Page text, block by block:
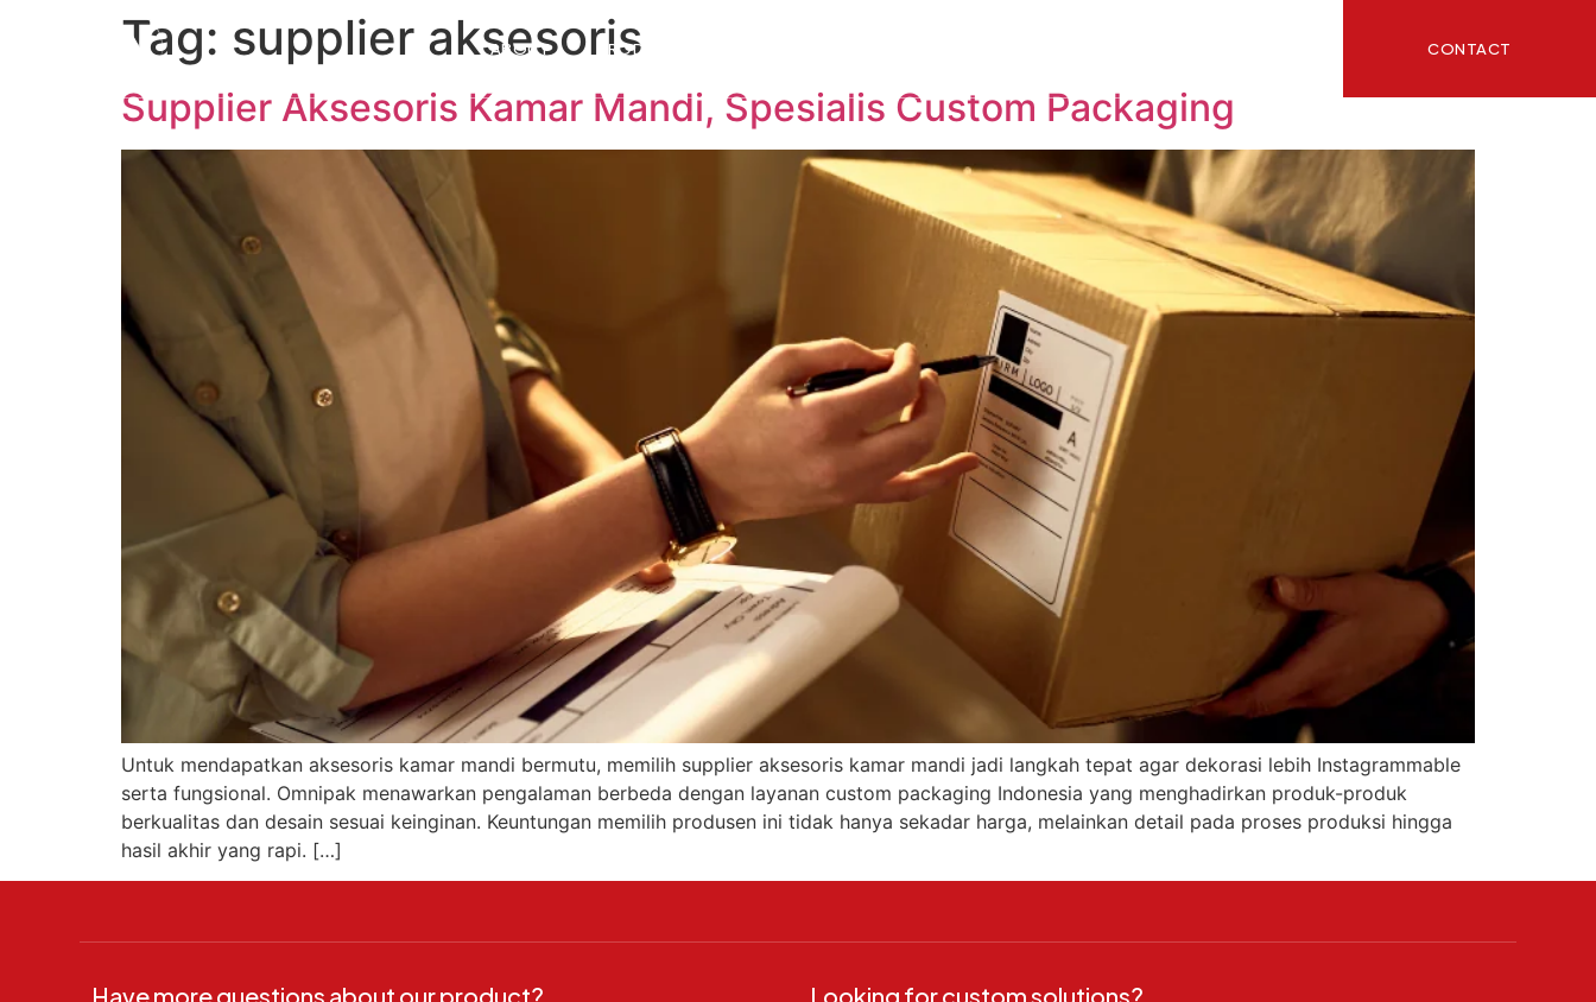
ABOUT PRODUCTS CONTACT
Tag: supplier aksesoris
Supplier Aksesoris Kamar Mandi, Spesialis Custom Packaging
Untuk mendapatkan aksesoris kamar mandi bermutu, memilih supplier aksesoris kamar mandi jadi langkah tepat agar dekorasi lebih Instagrammable
serta fungsional. Omnipak menawarkan pengalaman berbeda dengan layanan custom packaging Indonesia yang menghadirkan produk-produk
berkualitas dan desain sesuai keinginan. Keuntungan memilih produsen ini tidak hanya sekadar harga, melainkan detail pada proses produksi hingga
hasil akhir yang rapi. […]
Have more questions about our product? Looking for custom solutions?